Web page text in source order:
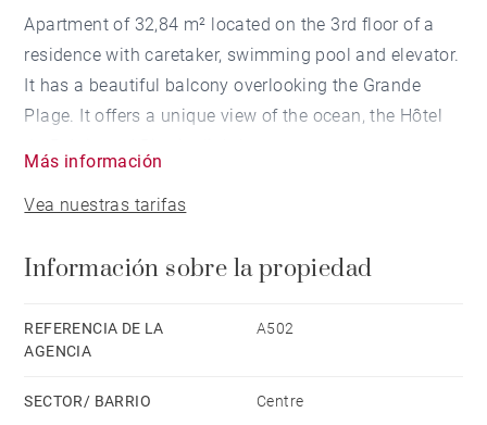
Apartment of 32,84 m² located on the 3rd floor of a
residence with caretaker, swimming pool and elevator.
It has a beautiful balcony overlooking the Grande
Plage. It offers a unique view of the ocean, the Hôtel
Más información
Vea nuestras tarifas
Información sobre la propiedad
REFERENCIA DE LA
AGENCIA
A502
SECTOR/ BARRIO Centre